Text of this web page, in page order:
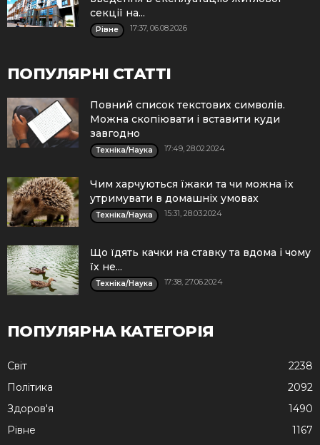
секції на...
Рівне 17:37, 06.08.2026
ПОПУЛЯРНІ СТАТТІ
Повний список текстових символів.
Можна скопіювати і вставити куди
завгодно
Техніка/Наука 17:49, 28.02.2024
Чим харчуються їжаки та чи можна їх
утримувати в домашніх умовах
Техніка/Наука 15:31, 28.03.2024
Що їдять качки на ставку та вдома і чому
їх не...
Техніка/Наука 17:38, 27.06.2024
ПОПУЛЯРНА КАТЕГОРІЯ
Cвіт
2238
Політика
2092
Здоров'я
1490
Рівне
1167